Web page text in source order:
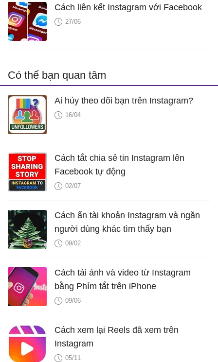
Cách liên kết Instagram với Facebook
27/06
Có thể bạn quan tâm
Ai hủy theo dõi bạn trên Instagram?
16/04
Cách tắt chia sẻ tin Instagram lên
Facebook tự động
02/07
Cách ẩn tài khoản Instagram và ngăn
người dùng khác tìm thấy bạn
09/02
Cách tải ảnh và video từ Instagram
bằng Phím tắt trên iPhone
09/06
Cách xem lại Reels đã xem trên
Instagram
05/11